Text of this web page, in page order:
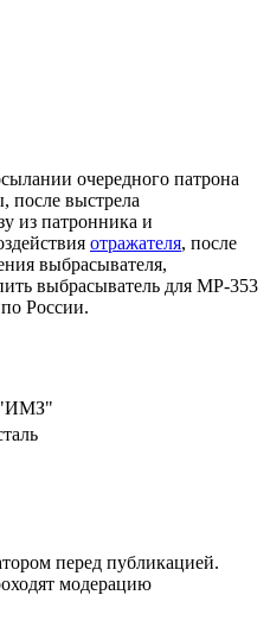
очередного патрона
после выстрела
из патронника и
отражателя, после
выбрасывателя,
выбрасыватель для МР-353
России.
"ИМЗ"
перед публикацией.
модерацию